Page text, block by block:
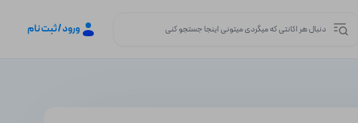
ورود / ثبت نام